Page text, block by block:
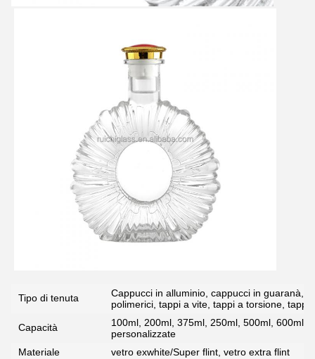
Invia
Tipo di tenuta
Cappucci in alluminio, cappucci in guaranà,
polimerici, tappi a vite, tappi a torsione, tappi
Capacità
100ml, 200ml, 375ml, 250ml, 500ml, 600ml,
personalizzate
Materiale
vetro exwhite/Super flint, vetro extra flint